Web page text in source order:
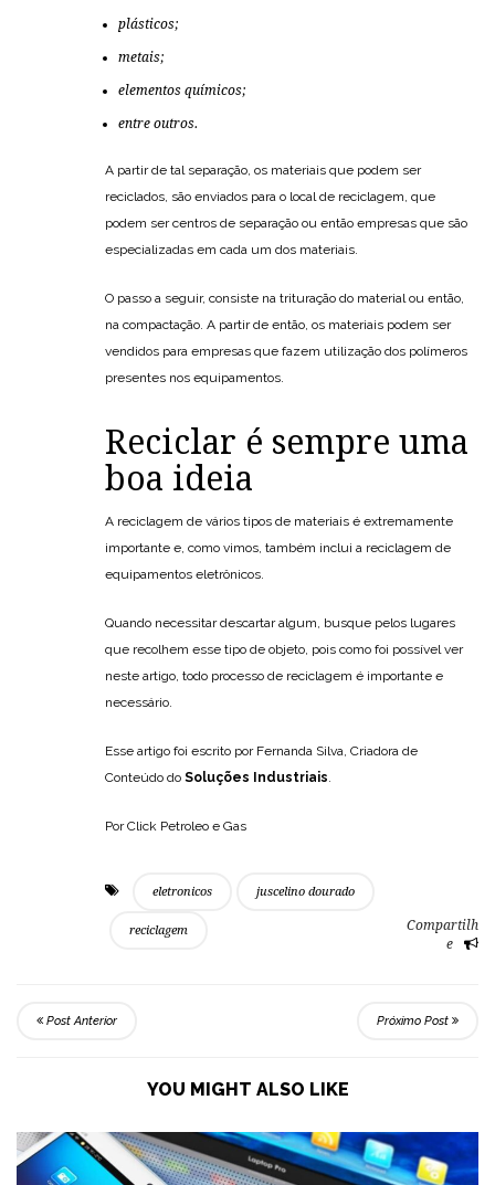
plásticos;
metais;
elementos químicos;
entre outros.
A partir de tal separação, os materiais que podem ser
reciclados, são enviados para o local de reciclagem, que
podem ser centros de separação ou então empresas que são
especializadas em cada um dos materiais.
O passo a seguir, consiste na trituração do material ou então,
na compactação. A partir de então, os materiais podem ser
vendidos para empresas que fazem utilização dos polímeros
presentes nos equipamentos.
Reciclar é sempre uma
boa ideia
A reciclagem de vários tipos de materiais é extremamente
importante e, como vimos, também inclui a reciclagem de
equipamentos eletrônicos.
Quando necessitar descartar algum, busque pelos lugares
que recolhem esse tipo de objeto, pois como foi possível ver
neste artigo, todo processo de reciclagem é importante e
necessário.
Esse artigo foi escrito por Fernanda Silva, Criadora de
Conteúdo do Soluções Industriais.
Por Click Petroleo e Gas
eletronicos juscelino dourado
reciclagem
Compartilh
e
Post Anterior Próximo Post
YOU MIGHT ALSO LIKE